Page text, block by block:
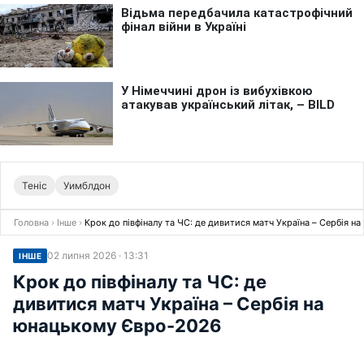
Теніс Уимблдон
Головна › Інше › Крок до півфіналу та ЧС: де дивитися матч Україна – Сербія
ІНШЕ 02 липня 2026 · 13:31
Крок до півфіналу та ЧС: де
дивитися матч Україна – Сербія на
юнацькому Євро-2026